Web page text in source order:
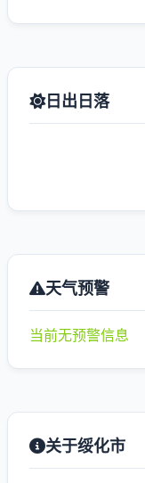
日出日落
天气预警
当前无预警信息
关于绥化市